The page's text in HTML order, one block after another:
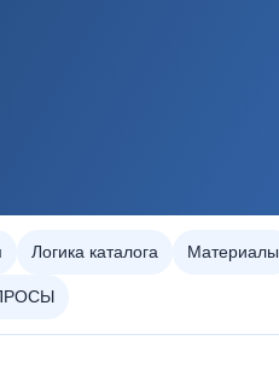
Логика каталога Материалы